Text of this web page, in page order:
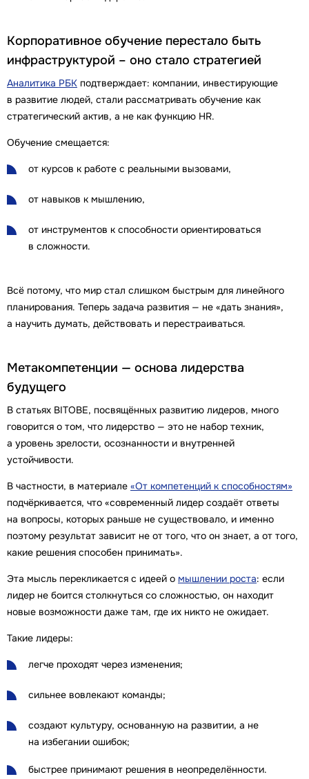
Корпоративное обучение перестало быть
инфраструктурой – оно стало стратегией
Аналитика РБК подтверждает: компании, инвестирующие
в развитие людей, стали рассматривать обучение как
стратегический актив, а не как функцию HR.
Обучение смещается:
от курсов к работе с реальными вызовами,
от навыков к мышлению,
от инструментов к способности ориентироваться
в сложности.
Всё потому, что мир стал слишком быстрым для линейного
планирования. Теперь задача развития — не «дать знания»,
а научить думать, действовать и перестраиваться.
Метакомпетенции — основа лидерства
будущего
В статьях BITOBE, посвящённых развитию лидеров, много
говорится о том, что лидерство — это не набор техник,
а уровень зрелости, осознанности и внутренней
устойчивости.
В частности, в материале «От компетенций к способностям»
подчёркивается, что «современный лидер создаёт ответы
на вопросы, которых раньше не существовало, и именно
поэтому результат зависит не от того, что он знает, а от того,
какие решения способен принимать».
Эта мысль перекликается с идеей о мышлении роста: если
лидер не боится столкнуться со сложностью, он находит
новые возможности даже там, где их никто не ожидает.
Такие лидеры:
легче проходят через изменения;
сильнее вовлекают команды;
создают культуру, основанную на развитии, а не
на избегании ошибок;
быстрее принимают решения в неопределённости.